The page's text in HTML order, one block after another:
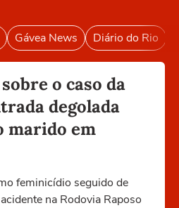
Gávea News Diário do Rio
o caso da
degolada
marido em
feminicídio seguido de
na Rodovia Raposo